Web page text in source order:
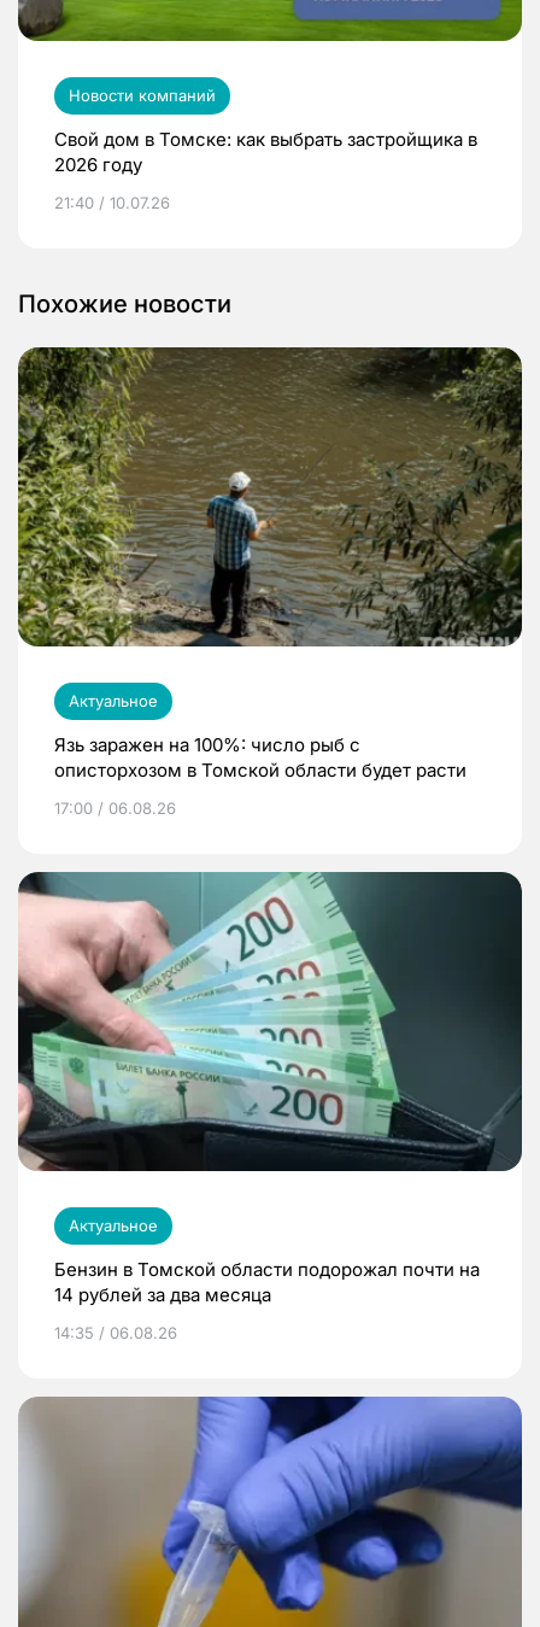
Новости компаний
Свой дом в Томске: как выбрать застройщика в
2026 году
21:40 / 10.07.26
Похожие новости
Актуальное
Язь заражен на 100%: число рыб с
описторхозом в Томской области будет расти
17:00 / 06.08.26
Актуальное
Бензин в Томской области подорожал почти на
14 рублей за два месяца
14:35 / 06.08.26